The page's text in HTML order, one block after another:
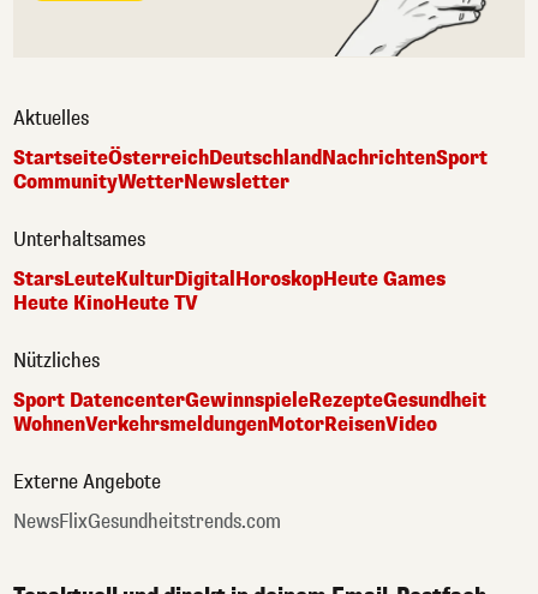
Aktuelles
StartseiteÖsterreichDeutschlandNachrichtenSport
CommunityWetterNewsletter
Unterhaltsames
StarsLeuteKulturDigital HoroskopHeute Games
Heute KinoHeute TV
Nützliches
Sport DatencenterGewinnspieleRezepteGesundheit
WohnenVerkehrsmeldungenMotorReisenVideo
Externe Angebote
NewsFlixGesundheitstrends.com